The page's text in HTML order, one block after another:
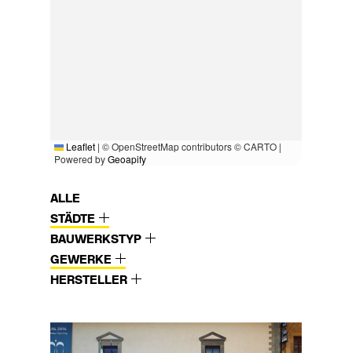
Leaflet | © OpenStreetMap contributors © CARTO |
Powered byGeoapify
ALLE
STÄDTE
BAUWERKSTYP
GEWERKE
HERSTELLER